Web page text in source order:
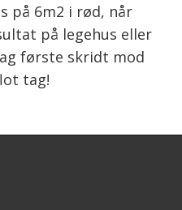
på 6m2 i rød, når
på legehus eller
første skridt mod
tag!